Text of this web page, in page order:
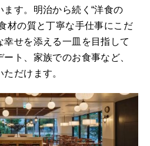
ます。明治から続く“洋食の
材の質と丁寧な手仕事にこだ
せを添える一皿を目指して
ト、家族でのお食事など、
だけます。